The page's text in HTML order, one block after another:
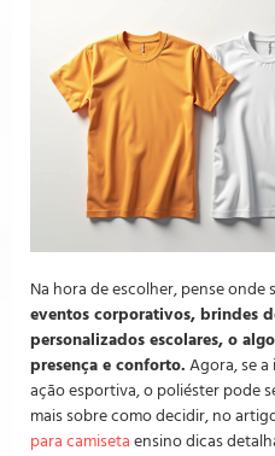
Na hora de escolher, pense onde
eventos corporativos, brindes
personalizados escolares, o
presença e conforto. Agora, se
ação esportiva, o poliéster pode
mais sobre como decidir, no
para camiseta ensino dicas